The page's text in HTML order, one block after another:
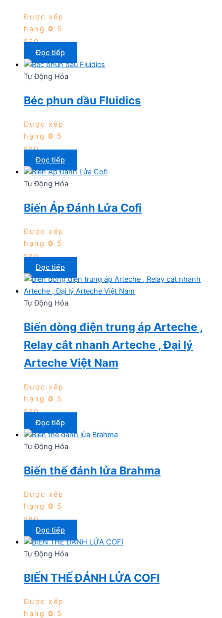
Được xếp
hạng 0 5
sao
Đọc tiếp
Tự Động Hóa
Béc phun dầu Fluidics
Được xếp
hạng 0 5
sao
Đọc tiếp
Tự Động Hóa
Biến Áp Đánh Lửa Cofi
Được xếp
hạng 0 5
sao
Đọc tiếp
Tự Động Hóa
Biến dòng điện trung áp Arteche ,
Relay cắt nhanh Arteche , Đại lý
Arteche Việt Nam
Được xếp
hạng 0 5
sao
Đọc tiếp
Tự Động Hóa
Biến thế đánh lửa Brahma
Được xếp
hạng 0 5
sao
Đọc tiếp
Tự Động Hóa
BIẾN THẾ ĐÁNH LỬA COFI
Được xếp
hạng 0 5